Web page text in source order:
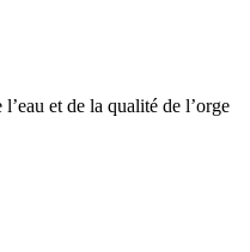
et de la qualité de l’orge